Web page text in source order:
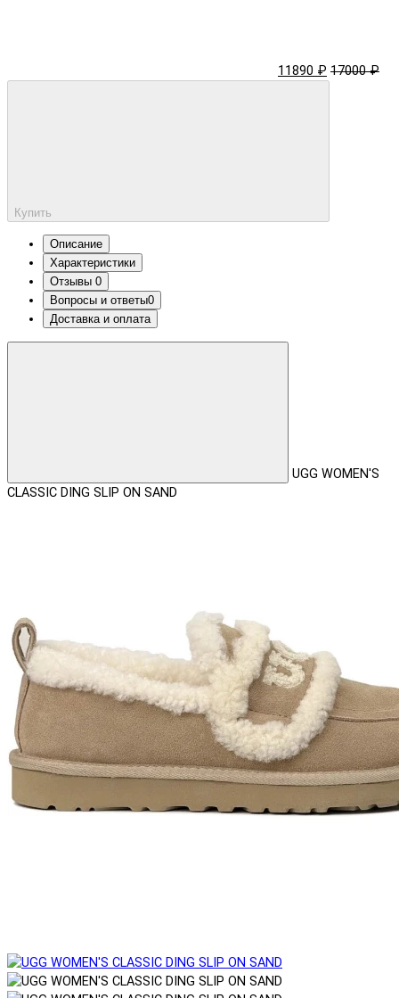
11890 ₽ 17000 ₽
Купить
Описание
Характеристики
Отзывы 0
Вопросы и ответы0
Доставка и оплата
UGG WOMEN'S
CLASSIC DING SLIP ON SAND